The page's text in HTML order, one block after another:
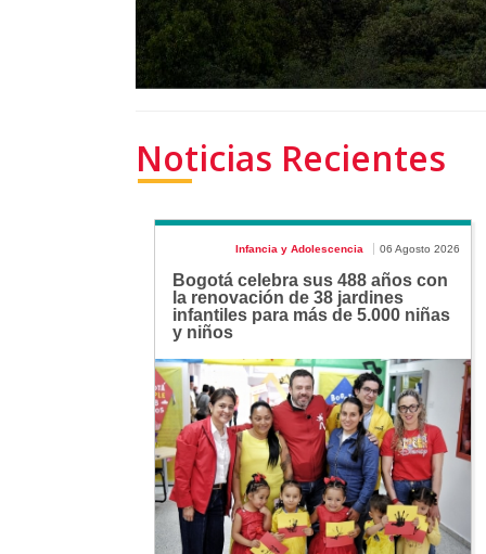
Noticias Recientes
Infancia y Adolescencia 06 Agosto 2026
Bogotá celebra sus 488 años con
la renovación de 38 jardines
infantiles para más de 5.000 niñas
y niños